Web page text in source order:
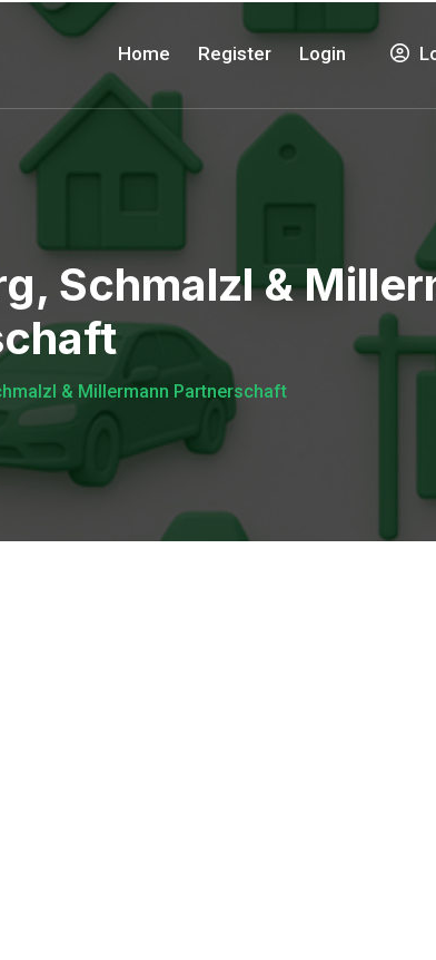
Home Register Login
Schmalzl &
& Millermann Partnerschaft